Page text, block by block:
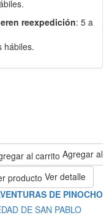
reexpedición: 5 a
hábiles.
Agregar al
Ver detalle
DE PINOCHO
DE SAN PABLO